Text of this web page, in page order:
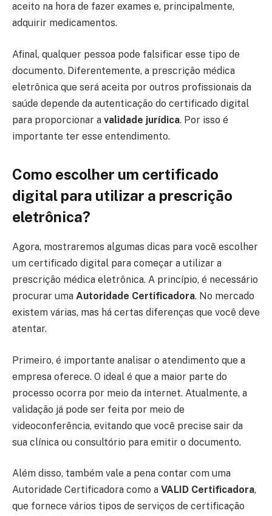
aceito na hora de fazer exames e, principalmente,
adquirir medicamentos.
Afinal, qualquer pessoa pode falsificar esse tipo de
documento. Diferentemente, a prescrição médica
eletrônica que será aceita por outros profissionais da
saúde depende da autenticação do certificado digital
para proporcionar a validade jurídica. Por isso é
importante ter esse entendimento.
Como escolher um certificado
digital para utilizar a prescrição
eletrônica?
Agora, mostraremos algumas dicas para você escolher
um certificado digital para começar a utilizar a
prescrição médica eletrônica. A princípio, é necessário
procurar uma Autoridade Certificadora. No mercado
existem várias, mas há certas diferenças que você deve
atentar.
Primeiro, é importante analisar o atendimento que a
empresa oferece. O ideal é que a maior parte do
processo ocorra por meio da internet. Atualmente, a
validação já pode ser feita por meio de
videoconferência, evitando que você precise sair da
sua clínica ou consultório para emitir o documento.
Além disso, também vale a pena contar com uma
Autoridade Certificadora como a VALID Certificadora,
que fornece vários tipos de serviços de certificação